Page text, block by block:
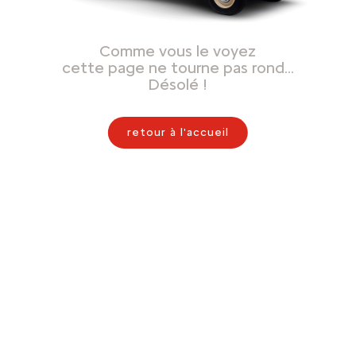
Comme vous le voyez
cette page ne tourne pas rond…
Désolé !
retour à l'accueil